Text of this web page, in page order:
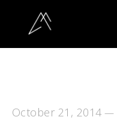
October 21, 2014 —